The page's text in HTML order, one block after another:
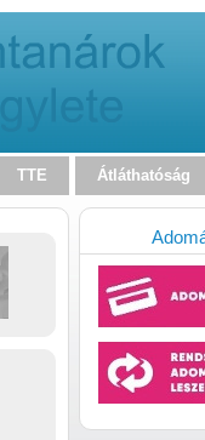
TTE Átláthatóság